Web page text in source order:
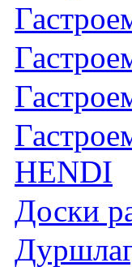
HENDI
Доски